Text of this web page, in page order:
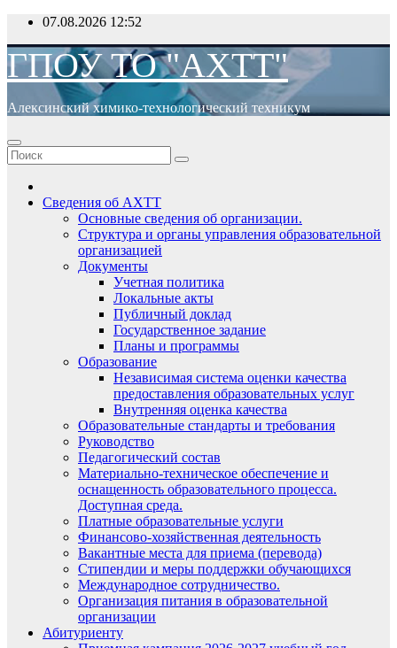
Перейти
содержимому
07.08.2026 12:52
ГПОУ ТО "АХТТ"
Алексинский химико-технологический техникум
Сведения об АХТТ
Основные сведения об организации.
Структура и органы управления образовательной
организацией
Документы
Учетная политика
Локальные акты
Публичный доклад
Государственное задание
Планы и программы
Образование
Независимая система оценки качества
предоставления образовательных услуг
Внутренняя оценка качества
Образовательные стандарты и требования
Руководство
Педагогический состав
Материально-техническое обеспечение и
оснащенность образовательного процесса.
Доступная среда.
Платные образовательные услуги
Финансово-хозяйственная деятельность
Вакантные места для приема (перевода)
Стипендии и меры поддержки обучающихся
Международное сотрудничество.
Организация питания в образовательной
организации
Абитуриенту